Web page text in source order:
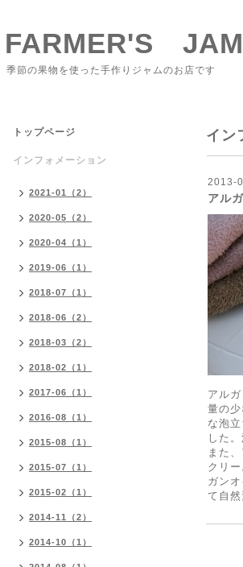
FARMER'S JAM
季節の果物を使った手作りジャムのお店です
イン
2013-
アル
アル
量の
な泡
した
また
クリ
ガン
て自
トップページ
インフォメーション
2021-01（2）
2020-05（2）
2020-04（1）
2019-06（1）
2018-07（1）
2018-06（2）
2018-03（2）
2018-02（1）
2017-06（1）
2016-08（1）
2015-08（1）
2015-07（1）
2015-02（1）
2014-11（2）
2014-10（1）